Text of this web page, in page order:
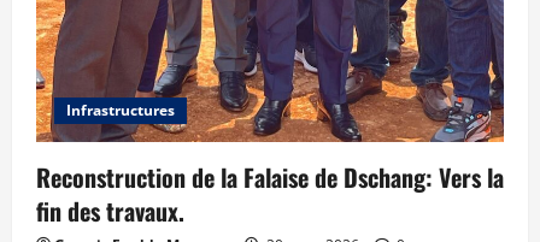
Infrastructures
Reconstruction de la Falaise de Dschang: Vers la
fin des travaux.